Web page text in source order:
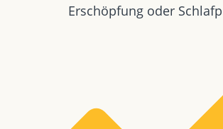
Erschöpfung oder